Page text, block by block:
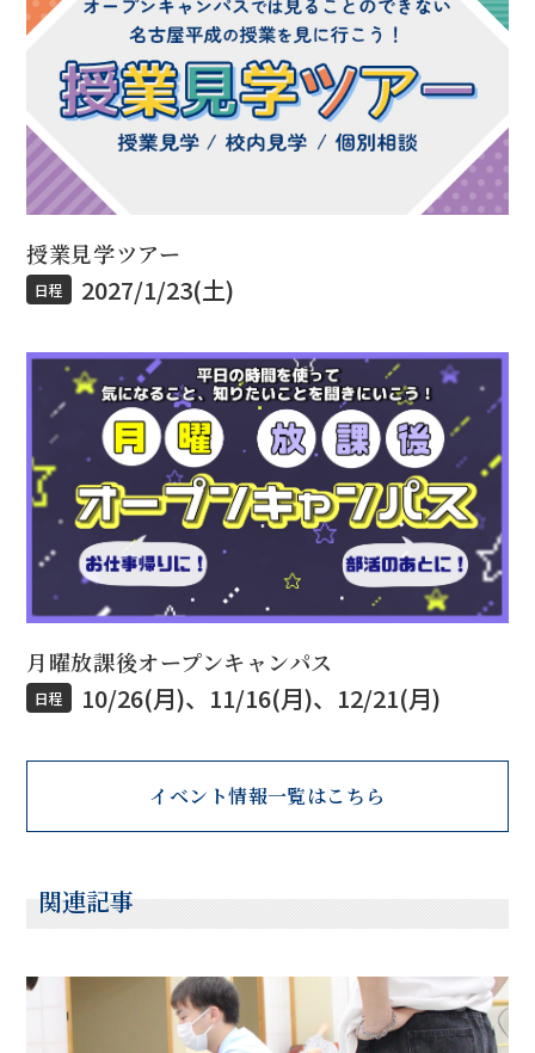
授業見学ツアー
日程 2027/1/23(土)
月曜放課後オープンキャンパス
日程 10/26(月)、11/16(月)、12/21(月)
イベント情報一覧はこちら
関連記事